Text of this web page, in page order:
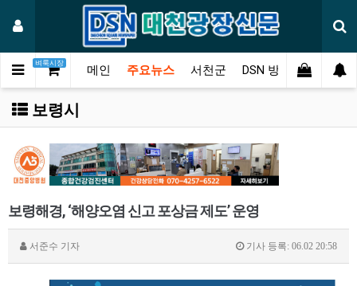
벼룩시장
메인 주요뉴스 서천군 DSN 방송 오피니언
보령시
보령해경, ‘해양오염 신고 포상금 제도’ 운영
서준수 기자 기사 등록: 06.02 20:58